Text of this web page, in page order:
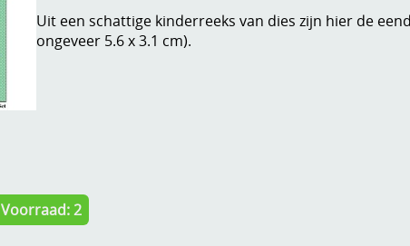
Uit een schattige kinderreeks van dies zijn hier de
ongeveer 5.6 x 3.1 cm).
2